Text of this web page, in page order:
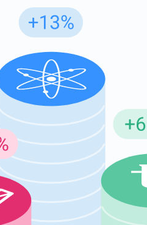
En son proje